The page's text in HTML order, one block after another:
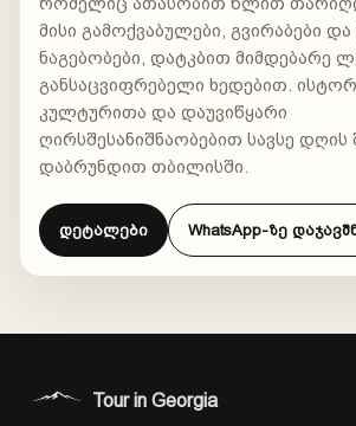
მისი გამოქვაბულები, გვირაბები
ნაგებობები, დატკბით მიმდებარე
განსაცვიფრებელი ხედებით.
კულტურითა და დაუვიწყარი
ღირსშესანიშნაობებით სავსე დღის
დაბრუნდით თბილისში.
დეტალები WhatsApp-ზე
Tour in Georgia
მარშრუტების
ასისტენტი
ტურები, დრო, ფასები და დაჯავშნა
AI
მარშრუტების, დროის,
შემდეგი ნაბიჯის შედარებაში.